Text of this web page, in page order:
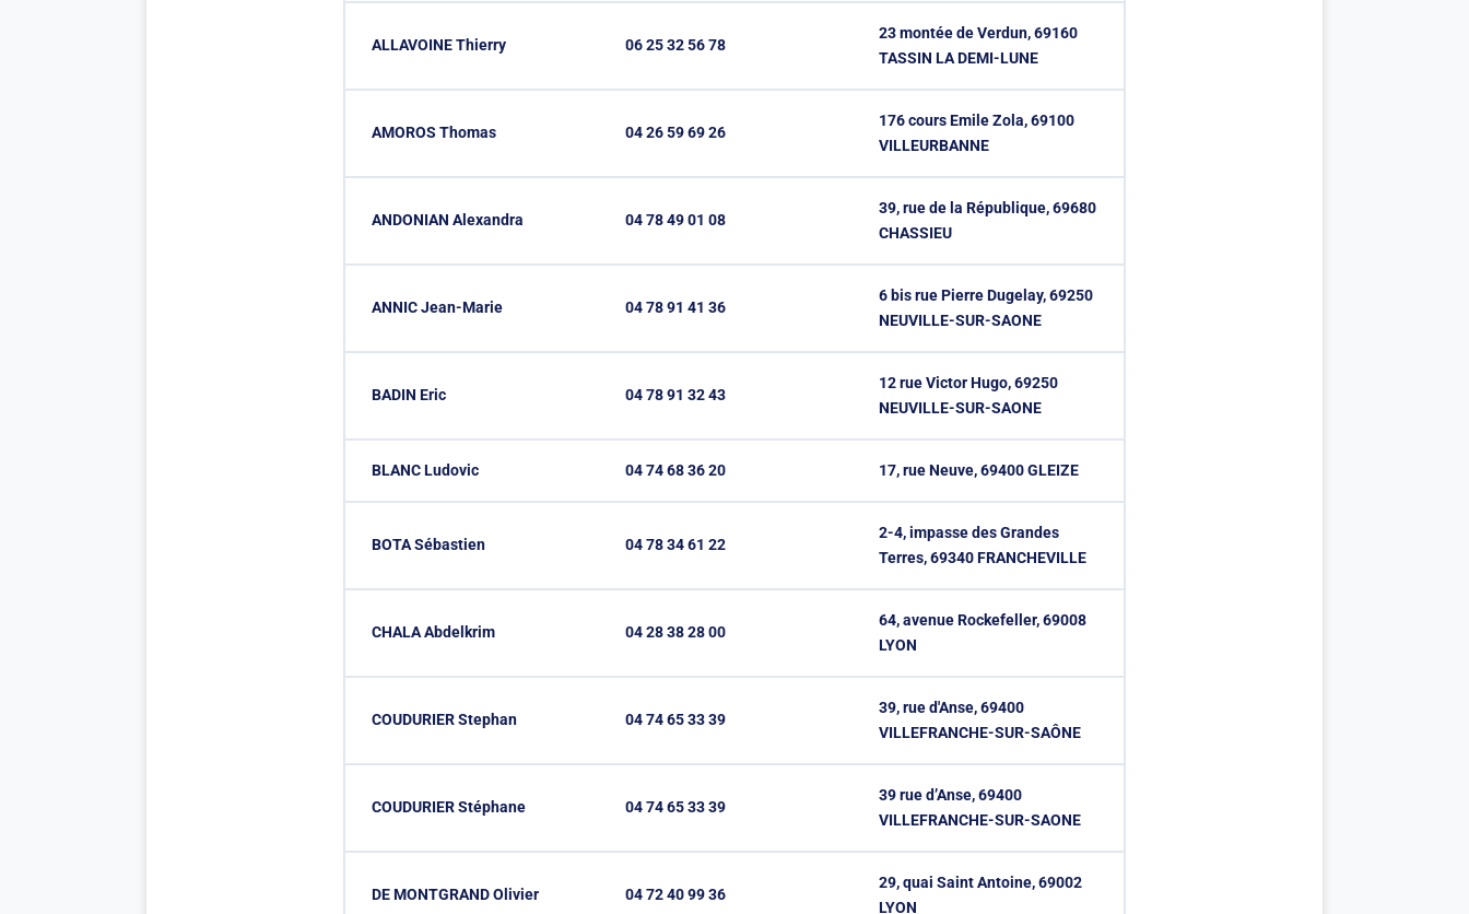
ALLAVOINE Thierry 06 25 32 56 78
23 montée de Verdun, 69160
TASSIN LA DEMI-LUNE
AMOROS Thomas 04 26 59 69 26
176 cours Emile Zola, 69100
VILLEURBANNE
ANDONIAN Alexandra 04 78 49 01 08
39, rue de la République, 69680
CHASSIEU
ANNIC Jean-Marie 04 78 91 41 36
6 bis rue Pierre Dugelay, 69250
NEUVILLE-SUR-SAONE
BADIN Eric 04 78 91 32 43
12 rue Victor Hugo, 69250
NEUVILLE-SUR-SAONE
BLANC Ludovic 04 74 68 36 20 17, rue Neuve, 69400 GLEIZE
BOTA Sébastien 04 78 34 61 22
2-4, impasse des Grandes
Terres, 69340 FRANCHEVILLE
CHALA Abdelkrim 04 28 38 28 00
64, avenue Rockefeller, 69008
LYON
COUDURIER Stephan 04 74 65 33 39
39, rue d'Anse, 69400
VILLEFRANCHE-SUR-SAÔNE
COUDURIER Stéphane 04 74 65 33 39
39 rue d’Anse, 69400
VILLEFRANCHE-SUR-SAONE
DE MONTGRAND Olivier 04 72 40 99 36
29, quai Saint Antoine, 69002
LYON